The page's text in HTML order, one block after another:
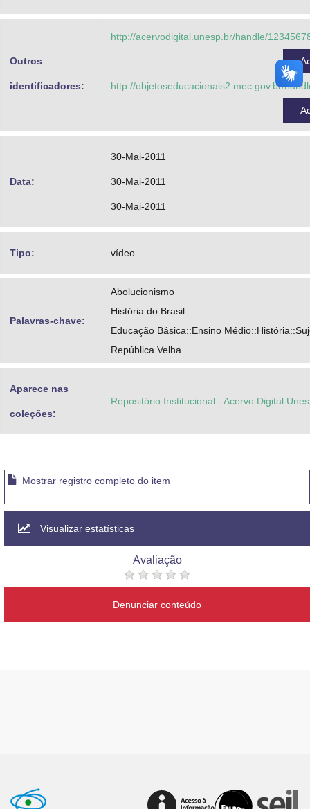
Outros
identificadores:
http://acervodigital.unesp.br/handle/
http://objetoseducacionais2.mec.gov.br/
Data:
30-Mai-2011
30-Mai-2011
30-Mai-2011
Tipo: vídeo
Palavras-chave:
Abolucionismo
História do Brasil
Educação Básica::Ensino
República Velha
Aparece nas
coleções:
Repositório Institucional - Acervo Digital
Mostrar registro completo do item
Visualizar estatísticas
Avaliação
Denunciar conteúdo